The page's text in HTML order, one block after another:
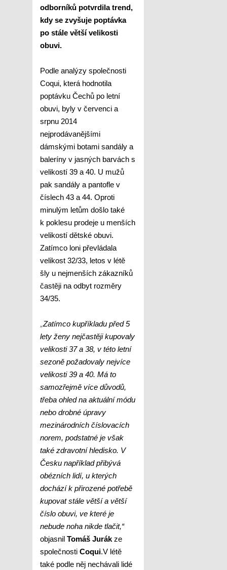
odborníků potvrdila trend,
kdy se zvyšuje poptávka
po stále větší velikosti
obuvi.
Podle analýzy společnosti
Coqui, která hodnotila
poptávku Čechů po letní
obuvi, byly v červenci a
srpnu 2014
nejprodávanějšími
dámskými botami sandály a
baleríny v jasných barvách s
velikostí 39 a 40. U mužů
pak sandály a pantofle v
číslech 43 a 44. Oproti
minulým letům došlo také
k poklesu prodeje u menších
velikostí dětské obuvi.
Zatímco loni převládala
velikost 32/33, letos v létě
šly u nejmenších zákazníků
častěji na odbyt rozměry
34/35.
„Zatímco kupříkladu před 5
lety ženy nejčastěji kupovaly
velikosti 37 a 38, v této letní
sezoně požadovaly nejvíce
velikosti 39 a 40. Má to
samozřejmě více důvodů,
třeba ohled na aktuální módu
nebo drobné úpravy
mezinárodních číslovacích
norem, podstatné je však
také zdravotní hledisko. V
Česku například přibývá
obézních lidí, u kterých
dochází k přirozené potřebě
kupovat stále větší a větší
číslo obuvi, ve které je
nebude noha nikde tlačit,“
objasnil Tomáš Jurák ze
společnosti Coqui.V létě
také podle něj nechávali lidé